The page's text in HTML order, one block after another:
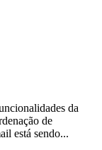
da
de
está sendo...